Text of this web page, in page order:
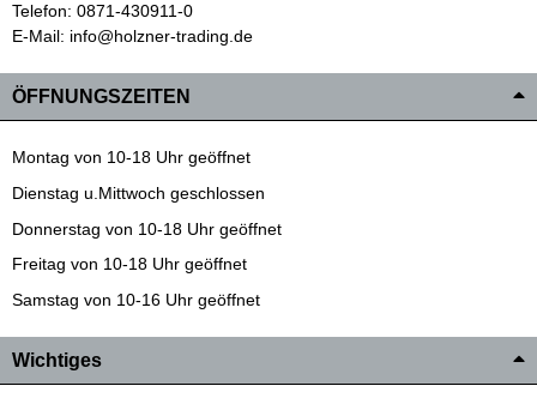
Telefon: 0871-430911-0
E-Mail: info@holzner-trading.de
ÖFFNUNGSZEITEN
Montag von 10-18 Uhr geöffnet
Dienstag u.Mittwoch geschlossen
Donnerstag von 10-18 Uhr geöffnet
Freitag von 10-18 Uhr geöffnet
Samstag von 10-16 Uhr geöffnet
Wichtiges